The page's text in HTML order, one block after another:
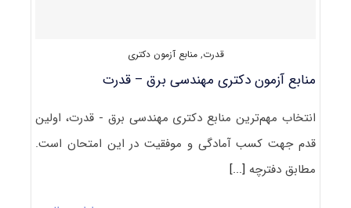
قدرت,منابع آزمون دکتری
منابع آزمون دکتری مهندسی برق – قدرت
انتخاب مهم‌ترین منابع دکتری مهندسی برق - قدرت، اولین
قدم جهت کسب آمادگی و موفقیت در این امتحان است.
مطابق دفترچه [...]